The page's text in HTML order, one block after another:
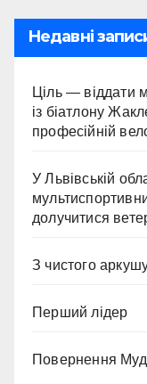
Недавні
Ціль — віддати
із біатлону
професійній
У Львівській
долучитися
З чистого
Перший лідер
Повернення